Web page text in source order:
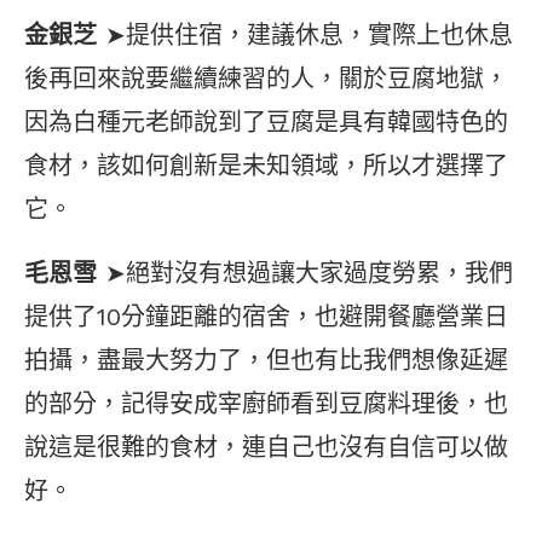
金銀芝➤提供住宿，建議休息，實際上也休息
後再回來說要繼續練習的人，關於豆腐地獄，
因為白種元老師說到了豆腐是具有韓國特色的
食材，該如何創新是未知領域，所以才選擇了
它。
毛恩雪 ➤絕對沒有想過讓大家過度勞累，我們
提供了10分鐘距離的宿舍，也避開餐廳營業日
拍攝，盡最大努力了，但也有比我們想像延遲
的部分，記得安成宰廚師看到豆腐料理後，也
說這是很難的食材，連自己也沒有自信可以做
好。